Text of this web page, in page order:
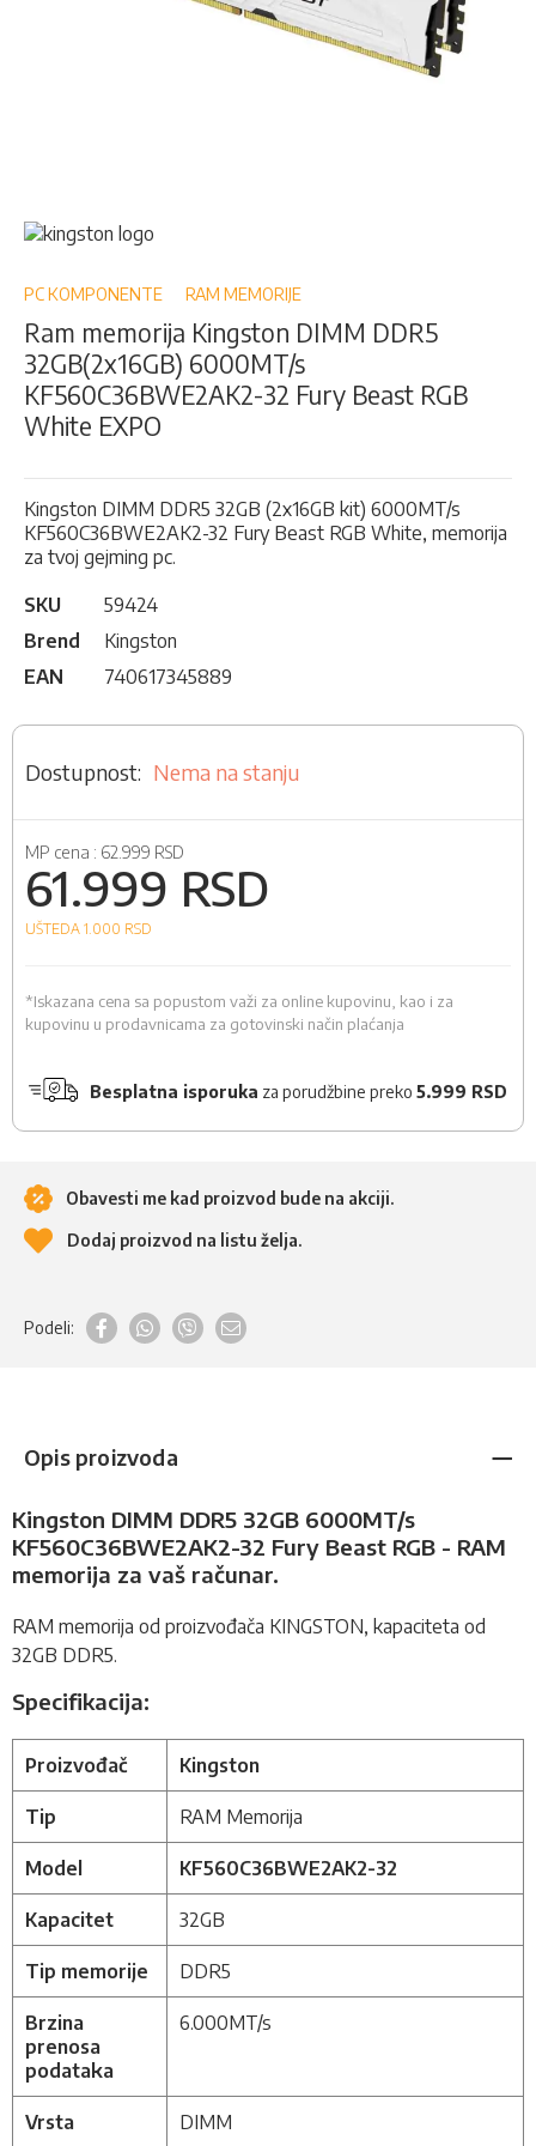
Skip
to
beginning
the
images
gallery
PC KOMPONENTE RAM MEMORIJE
Ram memorija Kingston DIMM DDR5
32GB(2x16GB) 6000MT/s
KF560C36BWE2AK2-32 Fury Beast RGB
White EXPO
Kingston DIMM DDR5 32GB (2x16GB kit) 6000MT/s
KF560C36BWE2AK2-32 Fury Beast RGB White, memorija
za tvoj gejming pc.
SKU
59424
Brend
Kingston
EAN
740617345889
Nema na stanju
MP cena : 62.999 RSD
61.999 RSD
UŠTEDA 1.000 RSD
*Iskazana cena sa popustom važi za online kupovinu, kao i za
kupovinu u prodavnicama za gotovinski način plaćanja
Besplatna isporuka za porudžbine preko 5.999 RSD
Obavesti me kad proizvod bude na akciji.
Dodaj proizvod na listu želja.
Podeli:
Opis proizvoda
Kingston DIMM DDR5 32GB 6000MT/s
KF560C36BWE2AK2-32 Fury Beast RGB - RAM
memorija za vaš računar.
RAM memorija od proizvođača KINGSTON, kapaciteta od
32GB DDR5.
Specifikacija:
Proizvođač Kingston
Tip RAM Memorija
Model KF560C36BWE2AK2-32
Kapacitet 32GB
Tip memorije DDR5
Brzina
prenosa
podataka
6.000MT/s
Vrsta DIMM